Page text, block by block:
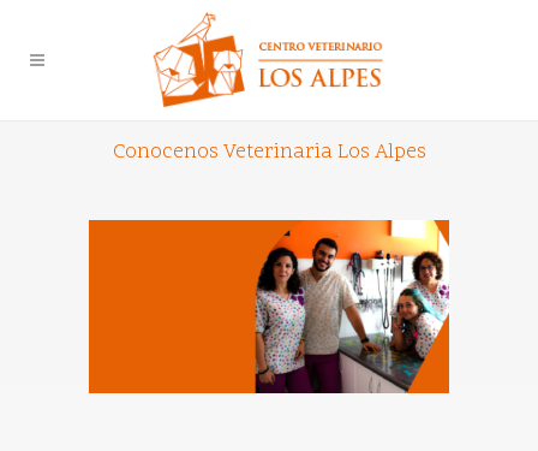
Conocenos Veterinaria Los Alpes